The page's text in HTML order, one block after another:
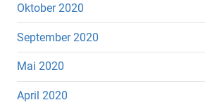
Oktober 2020
September 2020
Mai 2020
April 2020